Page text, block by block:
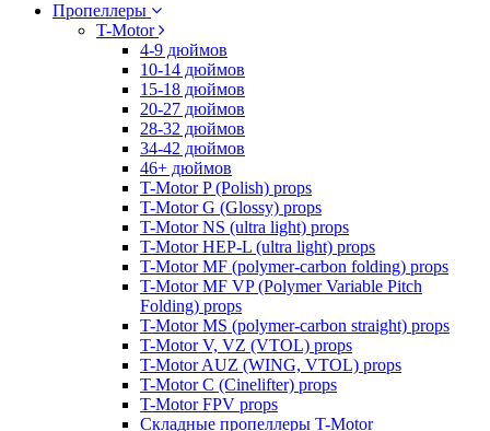
Пропеллеры
T-Motor
4-9 дюймов
10-14 дюймов
15-18 дюймов
20-27 дюймов
28-32 дюймов
34-42 дюймов
46+ дюймов
T-Motor P (Polish) props
T-Motor G (Glossy) props
T-Motor NS (ultra light) props
T-Motor HEP-L (ultra light) props
T-Motor MF (polymer-carbon folding) props
T-Motor MF VP (Polymer Variable Pitch
Folding) props
T-Motor MS (polymer-carbon straight) props
T-Motor V, VZ (VTOL) props
T-Motor AUZ (WING, VTOL) props
T-Motor C (Cinelifter) props
T-Motor FPV props
Складные пропеллеры T-Motor